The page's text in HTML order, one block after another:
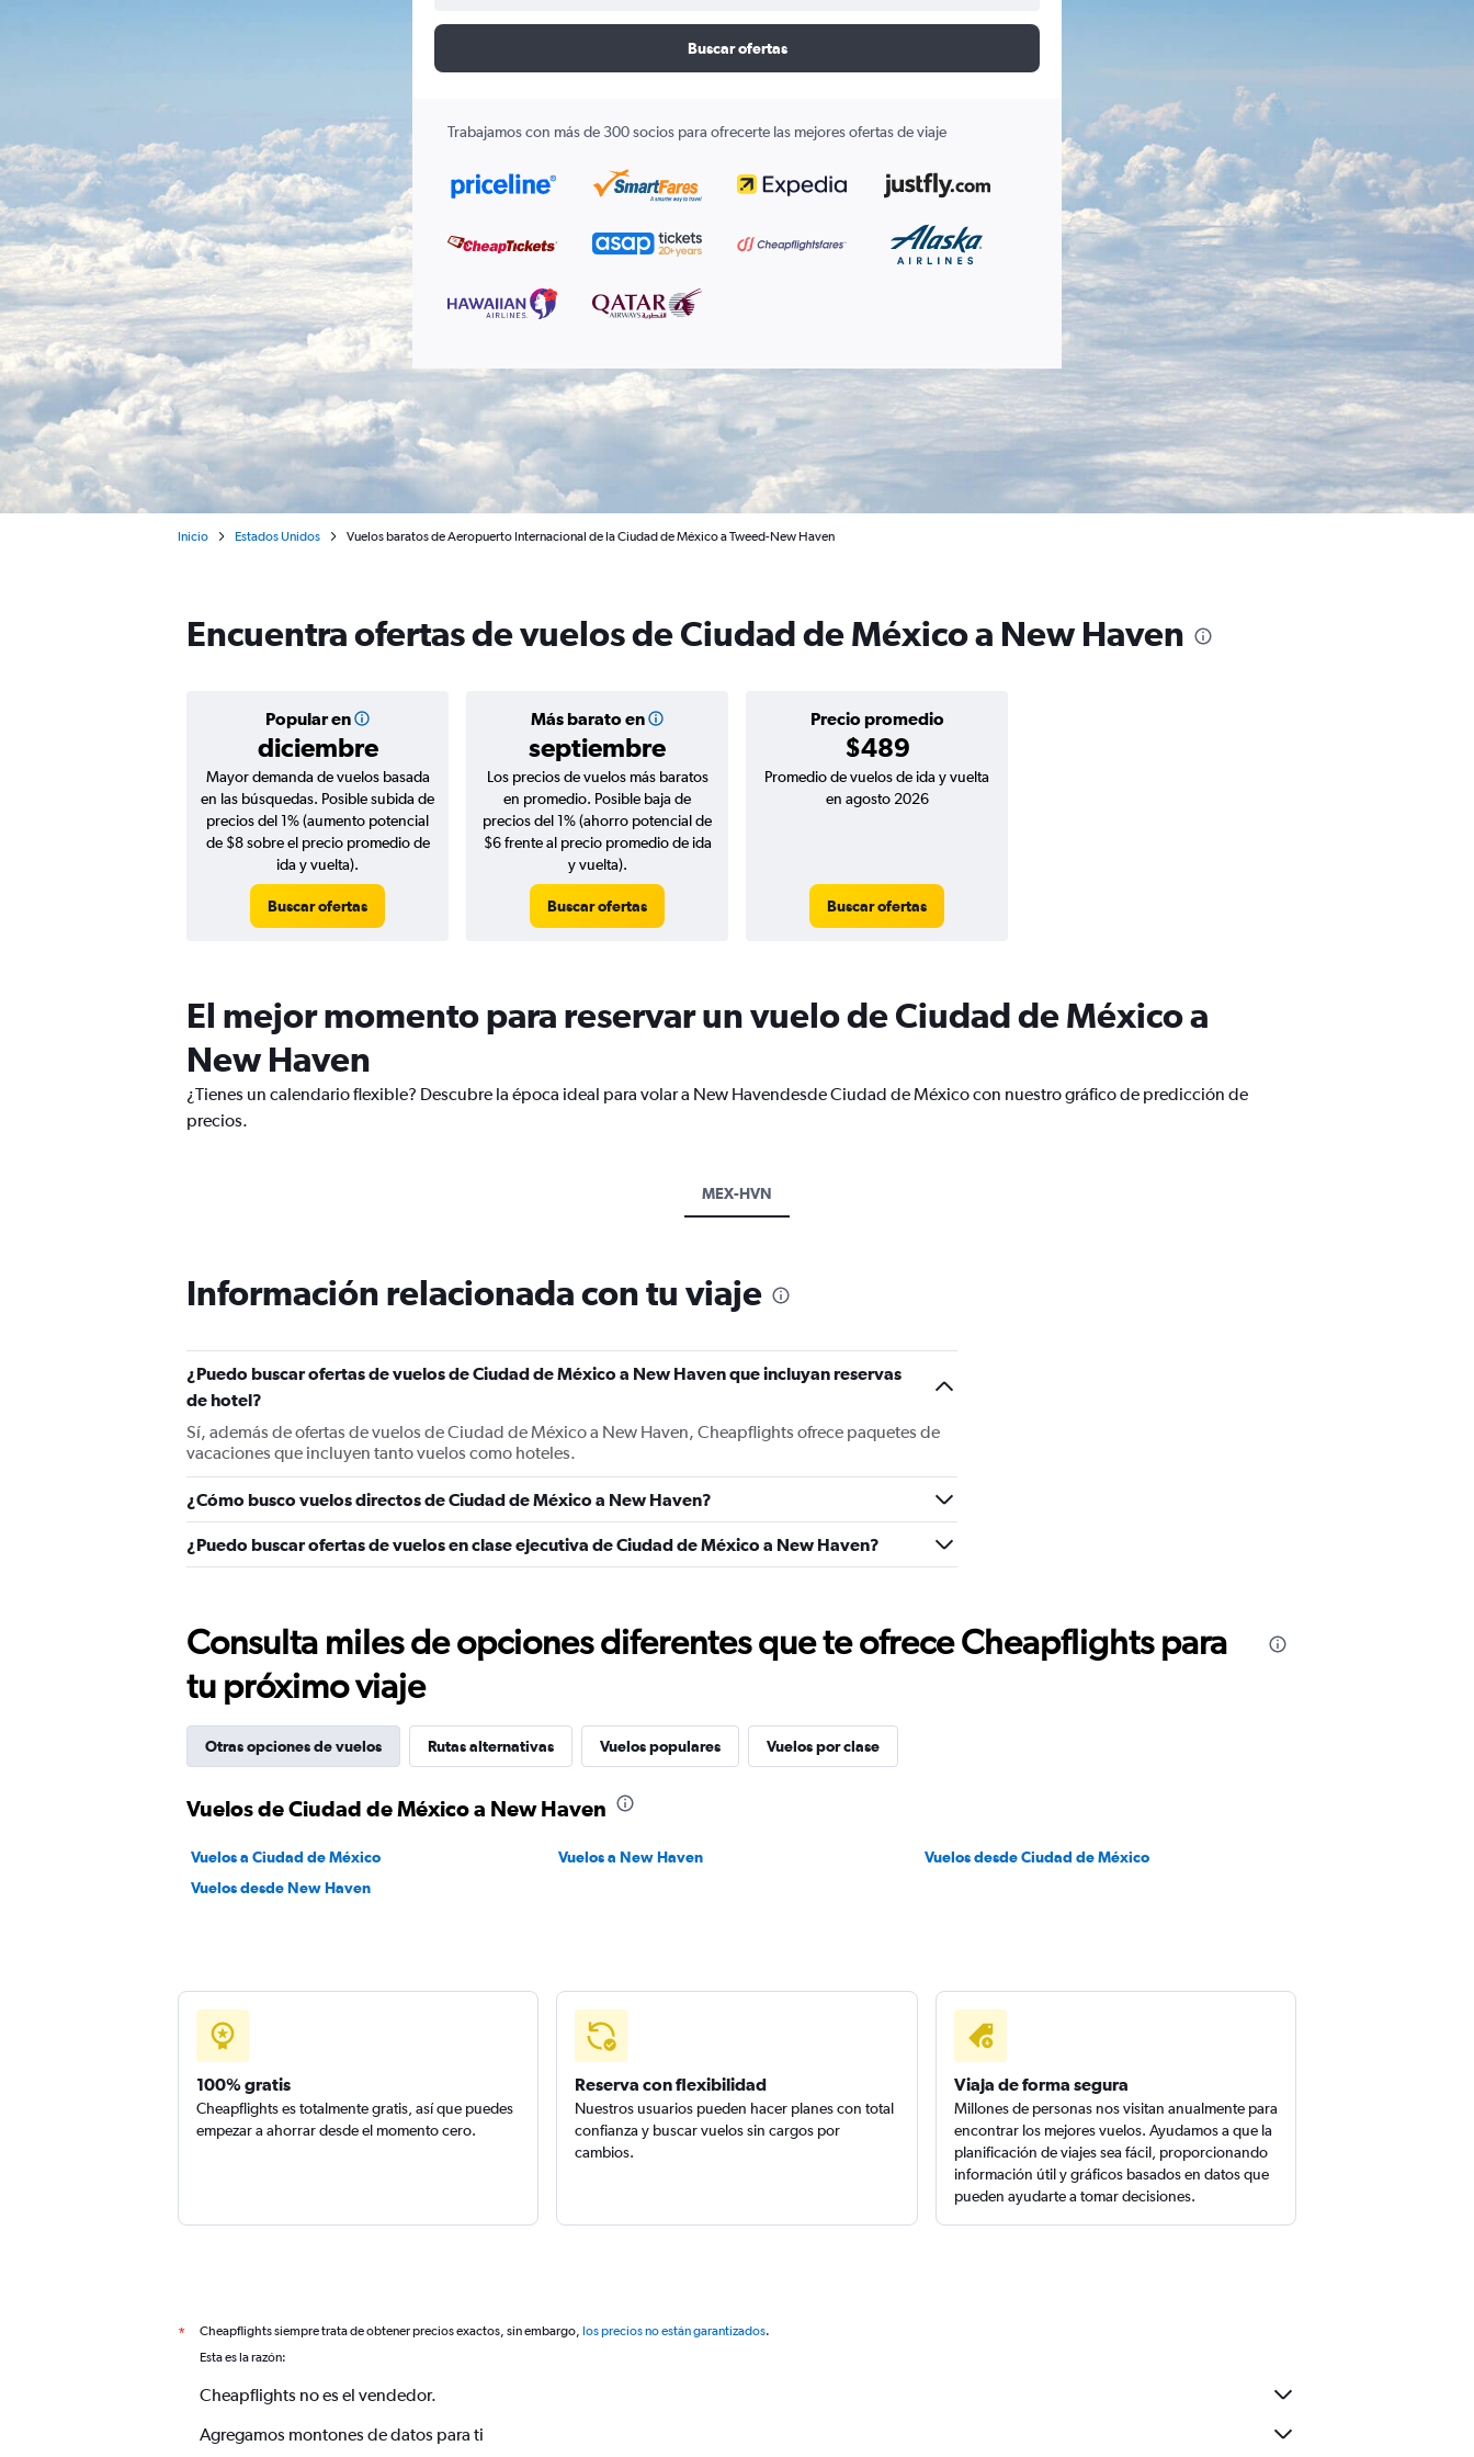
Buscar ofertas
Trabajamos con más de 300 socios para ofrecerte las mejores ofertas de viaje
Inicio Estados Unidos Vuelos baratos de Aeropuerto Internacional de la Ciudad de México a Tweed-New Haven
Encuentra ofertas de vuelos de Ciudad de México a New Haven
Popular en
diciembre
Más barato en
septiembre
Precio promedio
$489
Mayor demanda de vuelos basada
en las búsquedas. Posible subida de
precios del 1% (aumento potencial
de $8 sobre el precio promedio de
ida y vuelta).
Buscar ofertas
Los precios de vuelos más baratos
en promedio. Posible baja de
precios del 1% (ahorro potencial de
$6 frente al precio promedio de ida
y vuelta).
Buscar ofertas
Promedio de vuelos de ida y vuelta
en agosto 2026
Buscar ofertas
El mejor momento para reservar un vuelo de Ciudad de México a
New Haven
¿Tienes un calendario flexible? Descubre la época ideal para volar a New Havendesde Ciudad de México con nuestro gráfico de predicción de
precios.
MEX-HVN
Información relacionada con tu viaje
¿Puedo buscar ofertas de vuelos de Ciudad de México a New Haven que incluyan reservas
de hotel?
Sí, además de ofertas de vuelos de Ciudad de México a New Haven, Cheapflights ofrece paquetes de
vacaciones que incluyen tanto vuelos como hoteles.
¿Cómo busco vuelos directos de Ciudad de México a New Haven?
¿Puedo buscar ofertas de vuelos en clase ejecutiva de Ciudad de México a New Haven?
Consulta miles de opciones diferentes que te ofrece Cheapflights para
tu próximo viaje
Otras opciones de vuelos Rutas alternativas Vuelos populares Vuelos por clase
Vuelos de Ciudad de México a New Haven
Vuelos a Ciudad de México Vuelos a New Haven
Vuelos desde Ciudad de México
Vuelos desde New Haven
100% gratis
Cheapflights es totalmente gratis, así que puedes
empezar a ahorrar desde el momento cero.
Reserva con flexibilidad
Nuestros usuarios pueden hacer planes con total
confianza y buscar vuelos sin cargos por
cambios.
Viaja de forma segura
Millones de personas nos visitan anualmente para
encontrar los mejores vuelos. Ayudamos a que la
planificación de viajes sea fácil, proporcionando
información útil y gráficos basados en datos que
pueden ayudarte a tomar decisiones.
* Cheapflights siempre trata de obtener precios exactos, sin embargo, los precios no están garantizados.
Esta es la razón:
Cheapflights no es el vendedor.
Agregamos montones de datos para ti